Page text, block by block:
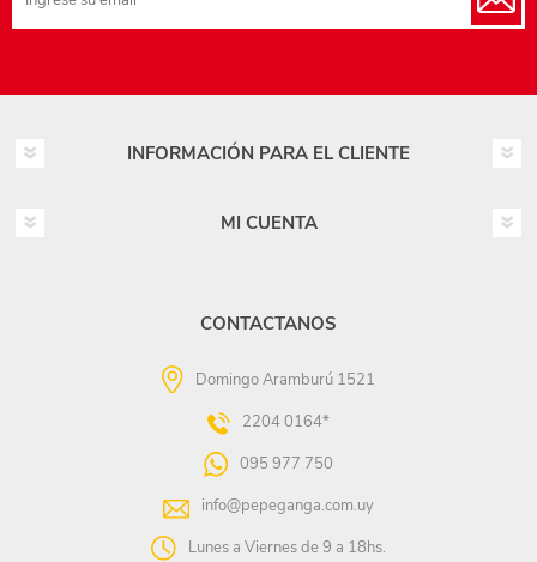
INFORMACIÓN PARA EL CLIENTE
MI CUENTA
CONTACTANOS
Domingo Aramburú 1521
2204 0164*
095 977 750
info@pepeganga.com.uy
Lunes a Viernes de 9 a 18hs.